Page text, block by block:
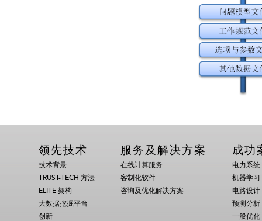
领先技术
技术背景
TRUST-TECH 方法
ELITE 架构
大数据挖掘平台
创新
服务及解决方案
在线计算服务
客制化软件
咨询及优化解决方案
成功
电力系统
机器学习
电路设计
预测分析
一般优化